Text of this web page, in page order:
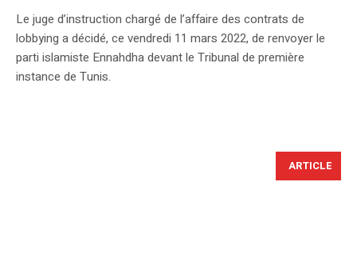
Le juge d’instruction chargé de l’affaire des contrats de
lobbying a décidé, ce vendredi 11 mars 2022, de renvoyer le
parti islamiste Ennahdha devant le Tribunal de première
instance de Tunis.
ARTICLE